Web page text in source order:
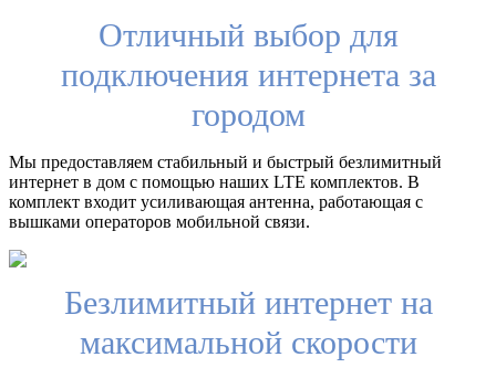
Отличный выбор для
подключения интернета за
городом
Мы предоставляем стабильный и быстрый безлимитный
интернет в дом с помощью наших LTE комплектов. В
комплект входит усиливающая антенна, работающая с
вышками операторов мобильной связи.
Безлимитный интернет на
максимальной скорости